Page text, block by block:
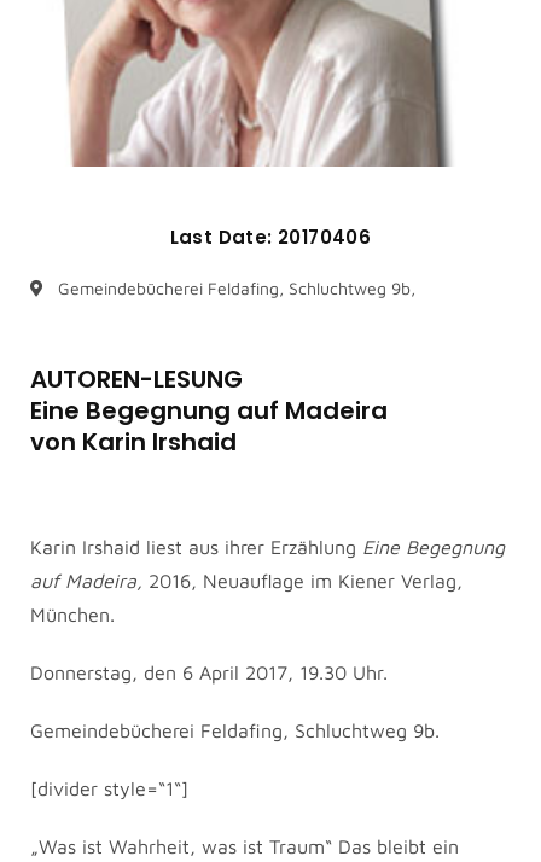
AUTOREN-LESUNG
Eine Begegnung auf Madeira
von Karin Irshaid
Karin Irshaid liest aus ihrer Erzählung Eine Begegnung
auf Madeira, 2016, Neuauflage im Kiener Verlag,
München.
Donnerstag, den 6 April 2017, 19.30 Uhr.
Gemeindebücherei Feldafing, Schluchtweg 9b.
[divider style=“1“]
„Was ist Wahrheit, was ist Traum“ Das bleibt ein
Last Date: 20170406
Gemeindebücherei Feldafing, Schluchtweg 9b,